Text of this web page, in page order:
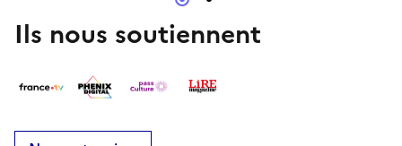
Ils nous soutiennent